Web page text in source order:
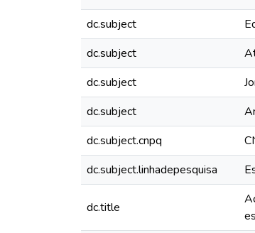
dc.subject
dc.subject
dc.subject
dc.subject
dc.subject.cnpq
dc.subject.linhadepesquisa
dc.title